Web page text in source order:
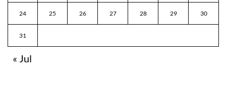
24 25 26 27 28 29 30
31
« Jul